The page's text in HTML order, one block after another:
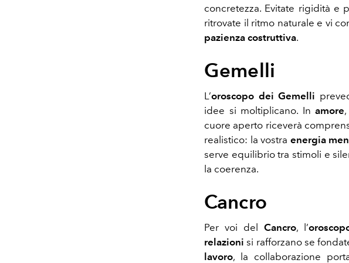
concretezza. Evitate rigidità
ritrovate il ritmo naturale e vi
pazienza costruttiva.
Gemelli
L’oroscopo dei Gemelli
idee si moltiplicano. In amore
cuore aperto riceverà
realistico: la vostra energia
serve equilibrio tra stimoli e
la coerenza.
Cancro
Per voi delCancro, l’
relazioni si rafforzano se
lavoro, la collaborazione